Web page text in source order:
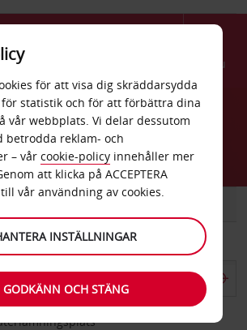
Menu
för att visa dig skräddarsydda
statistik och för att förbättra dina
vår webbplats. Vi delar dessutom
betrodda reklam- och
– vår cookie-policy innehåller mer
att klicka på ACCEPTERA
vår användning av cookies.
INSTÄLLNINGAR
GODKÄNN OCH STÄNG